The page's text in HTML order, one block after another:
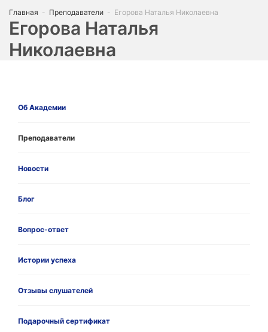
Главная - Преподаватели - Егорова Наталья Николаевна
Егорова Наталья
Николаевна
Об Академии
Преподаватели
Новости
Блог
Вопрос-ответ
Истории успеха
Отзывы слушателей
Подарочный сертификат